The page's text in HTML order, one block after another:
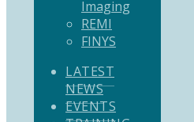
Imaging
REMI
FINYS
LATEST
NEWS
EVENTS